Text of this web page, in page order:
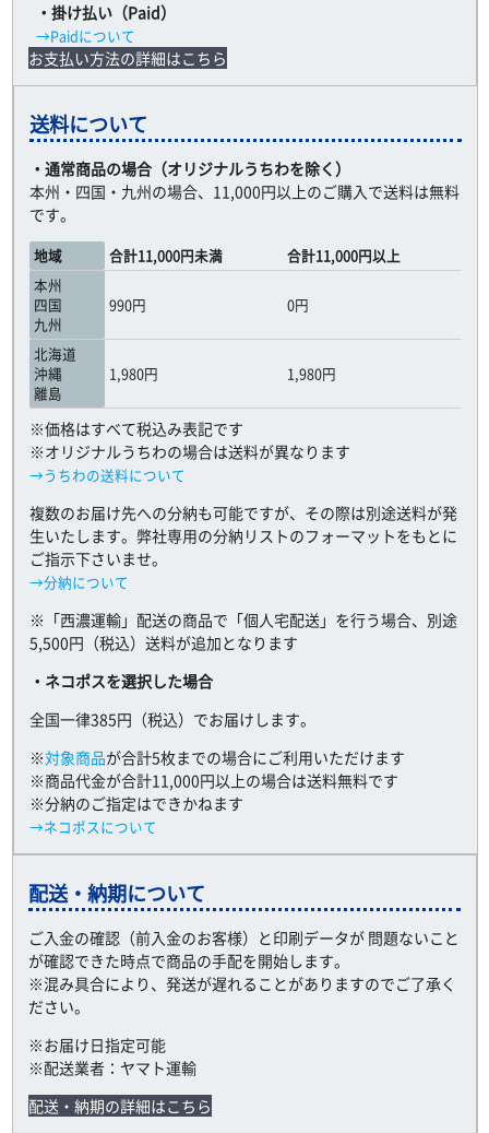
・掛け払い（Paid）
→Paidについて
お支払い方法の詳細はこちら
送料について
・通常商品の場合（オリジナルうちわを除く）
本州・四国・九州の場合、11,000円以上のご購入で送料は無料
です。
地域 合計11,000円未満
合計11,000円以上
本州
四国
九州
990円 0円
北海道
沖縄
離島
1,980円 1,980円
※価格はすべて税込み表記です
※オリジナルうちわの場合は送料が異なります
→うちわの送料について
複数のお届け先への分納も可能ですが、その際は別途送料が発
生いたします。弊社専用の分納リストのフォーマットをもとに
ご指示下さいませ。
→分納について
※「西濃運輸」配送の商品で「個人宅配送」を行う場合、別途
5,500円（税込）送料が追加となります
・ネコポスを選択した場合
全国一律385円（税込）でお届けします。
※対象商品が合計5枚までの場合にご利用いただけます
※商品代金が合計11,000円以上の場合は送料無料です
※分納のご指定はできかねます
→ネコポスについて
配送・納期について
ご入金の確認（前入金のお客様）と印刷データが 問題ないこと
が確認できた時点で商品の手配を開始します。
※混み具合により、発送が遅れることがありますのでご了承く
ださい。
※お届け日指定可能
※配送業者：ヤマト運輸
配送・納期の詳細はこちら